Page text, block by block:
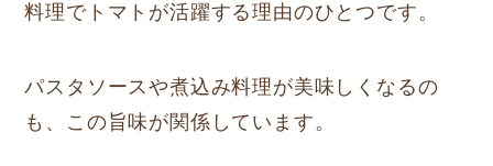
料理でトマトが活躍する理由のひとつです。
パスタソースや煮込み料理が美味しくなるの
も、この旨味が関係しています。